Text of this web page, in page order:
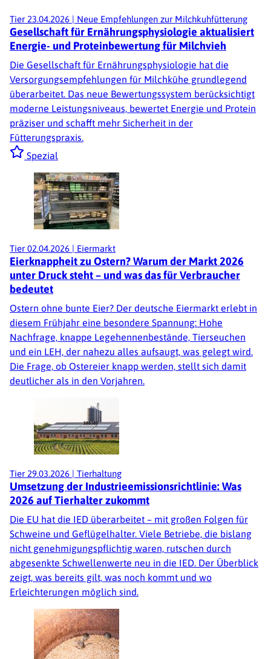
Tier 23.04.2026 | Neue Empfehlungen zur Milchkuhfütterung
Gesellschaft für Ernährungsphysiologie aktualisiert
Energie- und Proteinbewertung für Milchvieh
Die Gesellschaft für Ernährungsphysiologie hat die
Versorgungsempfehlungen für Milchkühe grundlegend
überarbeitet. Das neue Bewertungssystem berücksichtigt
moderne Leistungsniveaus, bewertet Energie und Protein
präziser und schafft mehr Sicherheit in der
Fütterungspraxis.
Spezial
Tier 02.04.2026 | Eiermarkt
Eierknappheit zu Ostern? Warum der Markt 2026
unter Druck steht – und was das für Verbraucher
bedeutet
Ostern ohne bunte Eier? Der deutsche Eiermarkt erlebt in
diesem Frühjahr eine besondere Spannung: Hohe
Nachfrage, knappe Legehennenbestände, Tierseuchen
und ein LEH, der nahezu alles aufsaugt, was gelegt wird.
Die Frage, ob Ostereier knapp werden, stellt sich damit
deutlicher als in den Vorjahren.
Tier 29.03.2026 | Tierhaltung
Umsetzung der Industrieemissionsrichtlinie: Was
2026 auf Tierhalter zukommt
Die EU hat die IED überarbeitet – mit großen Folgen für
Schweine und Geflügelhalter. Viele Betriebe, die bislang
nicht genehmigungspflichtig waren, rutschen durch
abgesenkte Schwellenwerte neu in die IED. Der Überblick
zeigt, was bereits gilt, was noch kommt und wo
Erleichterungen möglich sind.